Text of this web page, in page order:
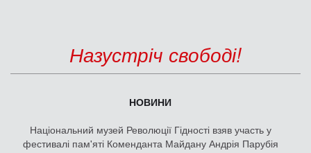
Назустріч свободі!
НОВИНИ
Національний музей Революції Гідності взяв участь у
фестивалі пам'яті Коменданта Майдану Андрія Парубія